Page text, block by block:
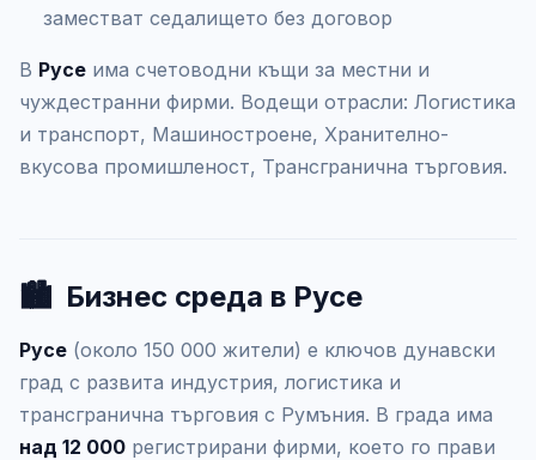
заместват седалището без договор
В Русе има счетоводни къщи за местни и
чуждестранни фирми. Водещи отрасли: Логистика
и транспорт, Машиностроене, Хранително-
вкусова промишленост, Трансгранична търговия.
🏙️ Бизнес среда в Русе
Русе (около 150 000 жители) е ключов дунавски
град с развита индустрия, логистика и
трансгранична търговия с Румъния. В града има
над 12 000 регистрирани фирми, което го прави